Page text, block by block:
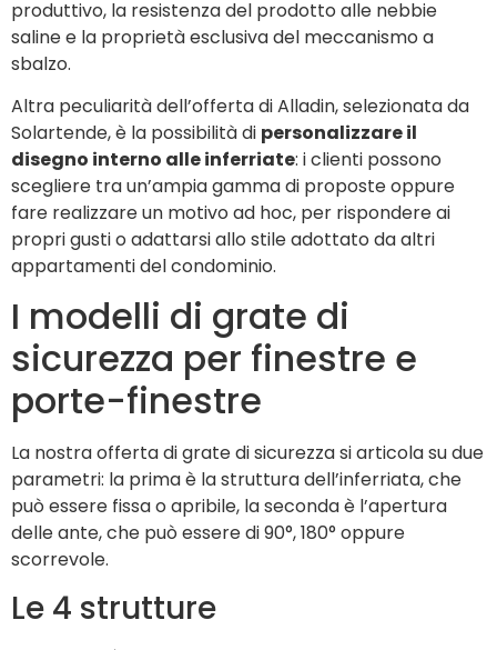
produttivo, la resistenza del prodotto alle nebbie
saline e la proprietà esclusiva del meccanismo a
sbalzo.
Altra peculiarità dell’offerta di Alladin, selezionata da
Solartende, è la possibilità di personalizzare il
disegno interno alle inferriate: i clienti possono
scegliere tra un’ampia gamma di proposte oppure
fare realizzare un motivo ad hoc, per rispondere ai
propri gusti o adattarsi allo stile adottato da altri
appartamenti del condominio.
I modelli di grate di
sicurezza per finestre e
porte-finestre
La nostra offerta di grate di sicurezza si articola su due
parametri: la prima è la struttura dell’inferriata, che
può essere fissa o apribile, la seconda è l’apertura
delle ante, che può essere di 90°, 180° oppure
scorrevole.
Le 4 strutture